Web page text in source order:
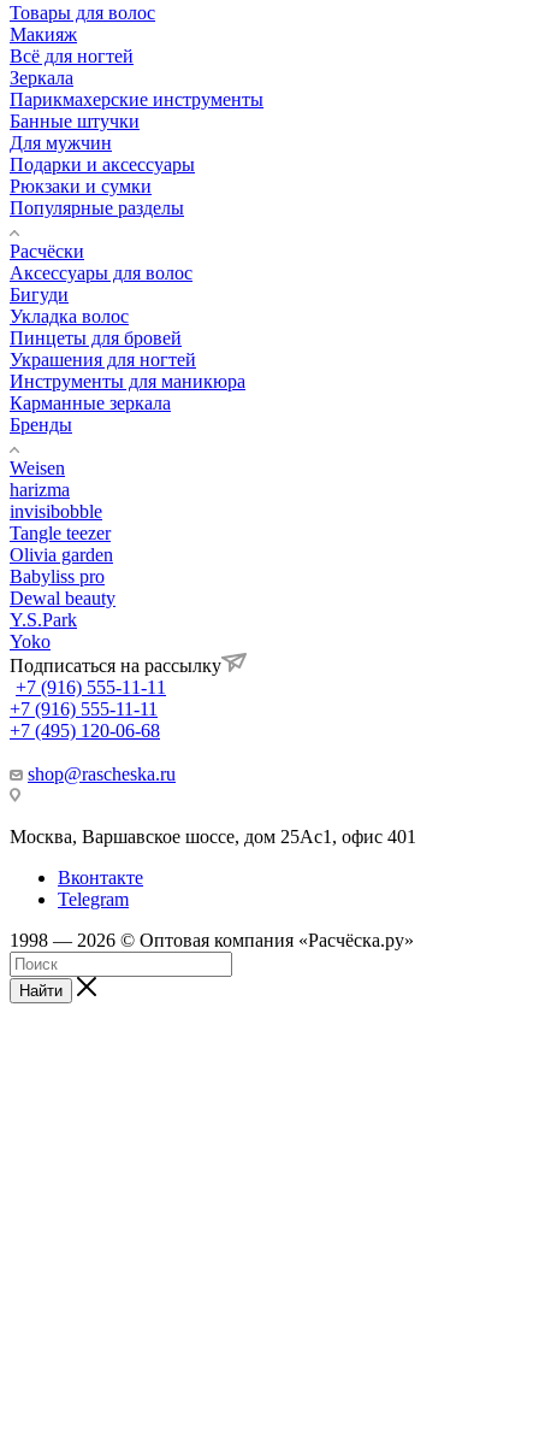
Товары для волос
Макияж
Всё для ногтей
Зеркала
Парикмахерские инструменты
Банные штучки
Для мужчин
Подарки и аксессуары
Рюкзаки и сумки
Популярные разделы
Расчёски
Аксессуары для волос
Бигуди
Укладка волос
Пинцеты для бровей
Украшения для ногтей
Инструменты для маникюра
Карманные зеркала
Бренды
Weisen
harizma
invisibobble
Tangle teezer
Olivia garden
Babyliss pro
Dewal beauty
Y.S.Park
Yoko
Подписаться на рассылку
+7 (916) 555-11-11
+7 (916) 555-11-11
+7 (495) 120-06-68
shop@rascheska.ru
Москва, Варшавское шоссе, дом 25Аc1, офис 401
Вконтакте
Telegram
1998 — 2026 © Оптовая компания «Расчёска.ру»
Найти